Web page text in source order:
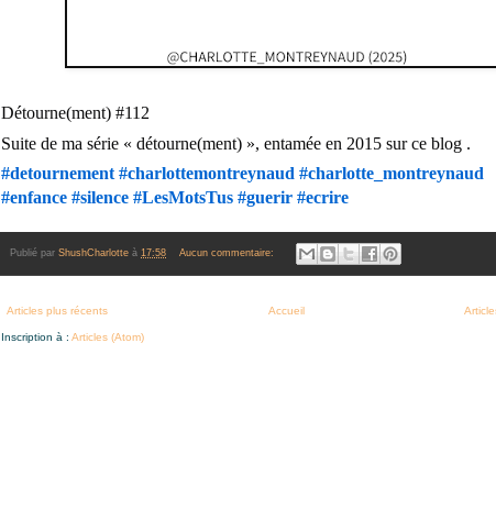
Détourne(ment) #112
Suite de ma série « détourne(ment) », entamée en 2015 sur ce blog .
#detournement #charlottemontreynaud #charlotte_montreynaud
#enfance #silence #LesMotsTus #guerir #ecrire
Publié par ShushCharlotte à 17:58 Aucun commentaire:
Articles plus récents Accueil
Inscription à : Articles (Atom)